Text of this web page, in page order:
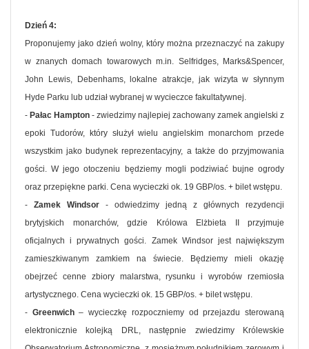
Dzień 4:
Proponujemy jako dzień wolny, który można przeznaczyć na zakupy
w znanych domach towarowych m.in. Selfridges, Marks&Spencer,
John Lewis, Debenhams, lokalne atrakcje, jak wizyta w słynnym
Hyde Parku lub udział wybranej w wycieczce fakultatywnej.
- Pałac Hampton - zwiedzimy najlepiej zachowany zamek angielski z
epoki Tudorów, który służył wielu angielskim monarchom przede
wszystkim jako budynek reprezentacyjny, a także do przyjmowania
gości. W jego otoczeniu będziemy mogli podziwiać bujne ogrody
oraz przepiękne parki. Cena wycieczki ok. 19 GBP/os. + bilet wstępu.
- Zamek Windsor - odwiedzimy jedną z głównych rezydencji
brytyjskich monarchów, gdzie Królowa Elżbieta II przyjmuje
oficjalnych i prywatnych gości. Zamek Windsor jest największym
zamieszkiwanym zamkiem na świecie. Będziemy mieli okazję
obejrzeć cenne zbiory malarstwa, rysunku i wyrobów rzemiosła
artystycznego. Cena wycieczki ok. 15 GBP/os. + bilet wstępu.
- Greenwich– wycieczkę rozpoczniemy od przejazdu sterowaną
elektronicznie kolejką DRL, następnie zwiedzimy Królewskie